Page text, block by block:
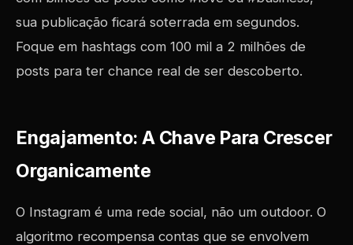
sua publicação ficará soterrada em segundos.
Foque em hashtags com 100 mil a 2 milhões de
posts para ter chance real de ser descoberto.
Engajamento: A Chave Para Crescer
Organicamente
O Instagram é uma rede social, não um outdoor. O
algoritmo recompensa contas que se envolvem